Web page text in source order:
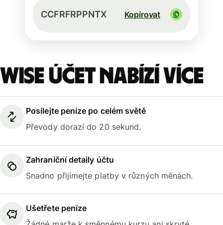
CCFRFRPPNTX Kopírovat
Wise účet nabízí více
Posílejte peníze po celém světě
Převody dorazí do 20 sekund.
Zahraniční detaily účtu
Snadno přijímejte platby v různých měnách.
Ušetřete peníze